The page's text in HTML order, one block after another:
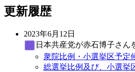
更新履歴
2023年6月12日
日本共産党が赤石博子さん
衆院比例・小選挙区予定
総選挙比例及び、小選挙